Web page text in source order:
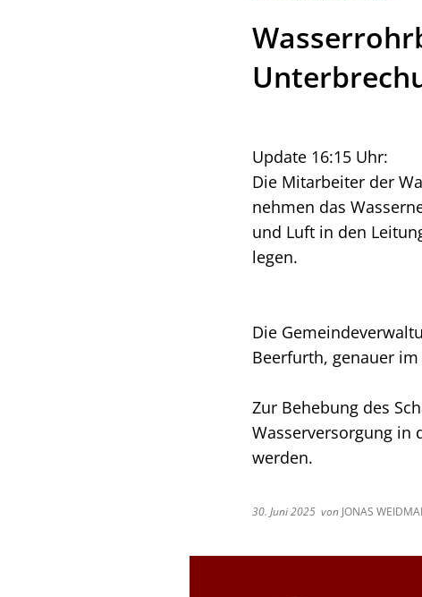
Update 16:15 Uhr:
Die Mitarbeiter der
nehmen das
und Luft in den
legen.
Die
Beerfurth, genauer
Zur Behebung des
Wasserversorgung in
werden.
30. Juni 2025 von JONAS